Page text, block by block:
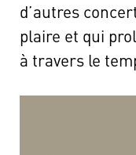
d’autres
plaire et qui
à travers le